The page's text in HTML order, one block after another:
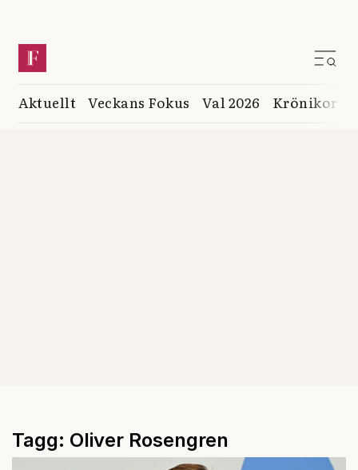
Aktuellt Veckans Fokus Val 2026 Krönikor
Tagg: Oliver Rosengren